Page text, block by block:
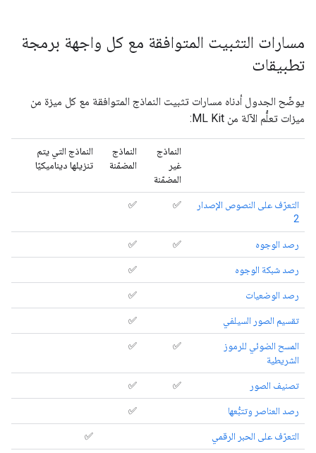
مسارات التثبيت المتوافقة مع كل واجهة برمجة
تطبيقات
يوضّح الجدول أدناه مسارات تثبيت النماذج المتوافقة مع كل ميزة من
ميزات تعلُّم الآلة من ML Kit:
النماذج
غير
المضمّنة
النماذج
المضمّنة
النماذج التي يتم
تنزيلها ديناميكيًا
التعرّف على النصوص الإصدار
2
✅
✅
رصد الوجوه ✅
✅
رصد شبكة الوجوه ✅
رصد الوضعيات ✅
تقسيم الصور السيلفي ✅
المسح الضوئي للرموز
الشريطية
✅
✅
تصنيف الصور ✅
✅
رصد العناصر وتتبُّعها ✅
التعرّف على الحبر الرقمي ✅